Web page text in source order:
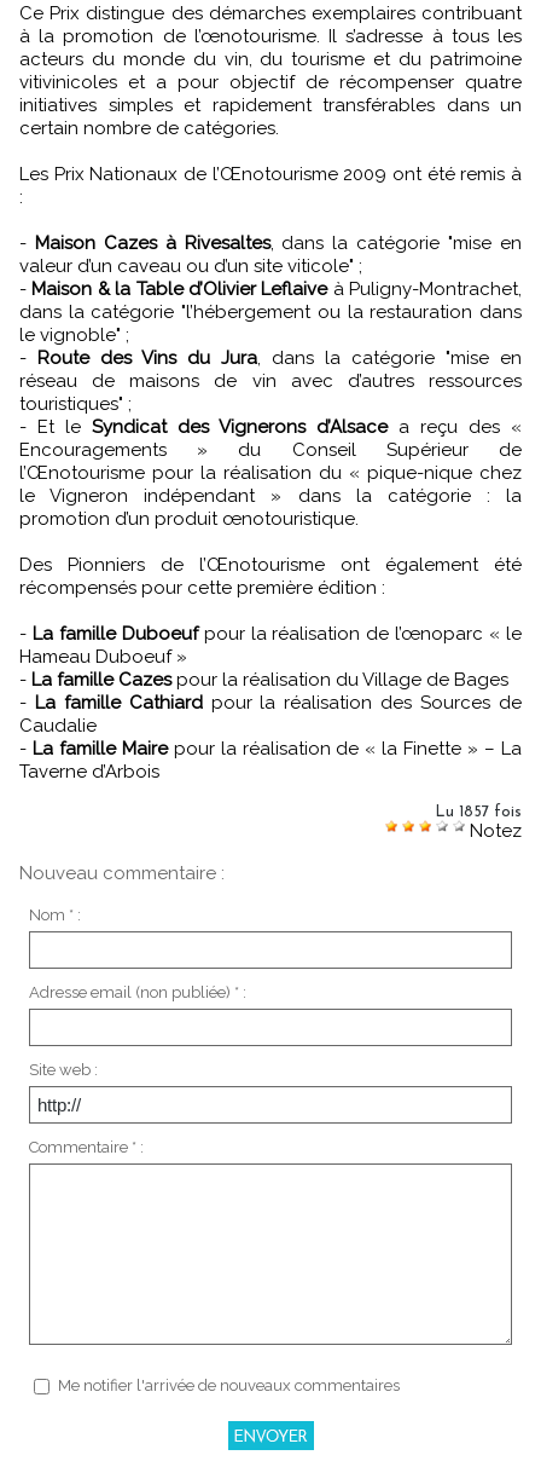
Ce Prix distingue des démarches exemplaires contribuant
à la promotion de l’œnotourisme. Il s’adresse à tous les
acteurs du monde du vin, du tourisme et du patrimoine
vitivinicoles et a pour objectif de récompenser quatre
initiatives simples et rapidement transférables dans un
certain nombre de catégories.
Les Prix Nationaux de l’Œnotourisme 2009 ont été remis à
:
- Maison Cazes à Rivesaltes, dans la catégorie "mise en
valeur d’un caveau ou d’un site viticole" ;
- Maison & la Table d’Olivier Leflaiveà Puligny-Montrachet,
dans la catégorie "l’hébergement ou la restauration dans
le vignoble" ;
- Route des Vins du Jura , dans la catégorie "mise en
réseau de maisons de vin avec d’autres ressources
touristiques" ;
- Et le Syndicat des Vignerons d’Alsacea reçu des «
Encouragements » du Conseil Supérieur de
l’Œnotourisme pour la réalisation du « pique-nique chez
le Vigneron indépendant » dans la catégorie : la
promotion d’un produit œnotouristique.
Des Pionniers de l’Œnotourisme ont également été
récompensés pour cette première édition :
- La famille Duboeufpour la réalisation de l’œnoparc « le
Hameau Duboeuf »
- La famille Cazespour la réalisation du Village de Bages
- La famille Cathiardpour la réalisation des Sources de
Caudalie
- La famille Mairepour la réalisation de « la Finette » – La
Taverne d’Arbois
Lu 1857 fois
Notez
Nouveau commentaire :
Nom * :
Adresse email (non publiée) * :
Site web :
Commentaire * :
Me notifier l'arrivée de nouveaux commentaires